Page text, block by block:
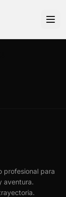
profesional para
aventura.